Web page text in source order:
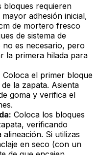
bloques requieren
adhesión inicial,
de mortero fresco
de sistema de
no es necesario, pero
la primera hilada para
Coloca el primer bloque
la zapata. Asienta
goma y verifica el
Coloca los bloques
verificando
Si utilizas
en seco (con un